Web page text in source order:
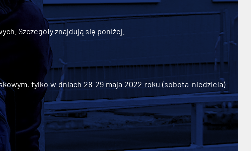
Szczegóły znajdują się poniżej.
tylko w dniach 28-29 maja 2022 roku (sobota-niedziela)